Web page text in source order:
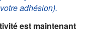
adhésion).
est maintenant